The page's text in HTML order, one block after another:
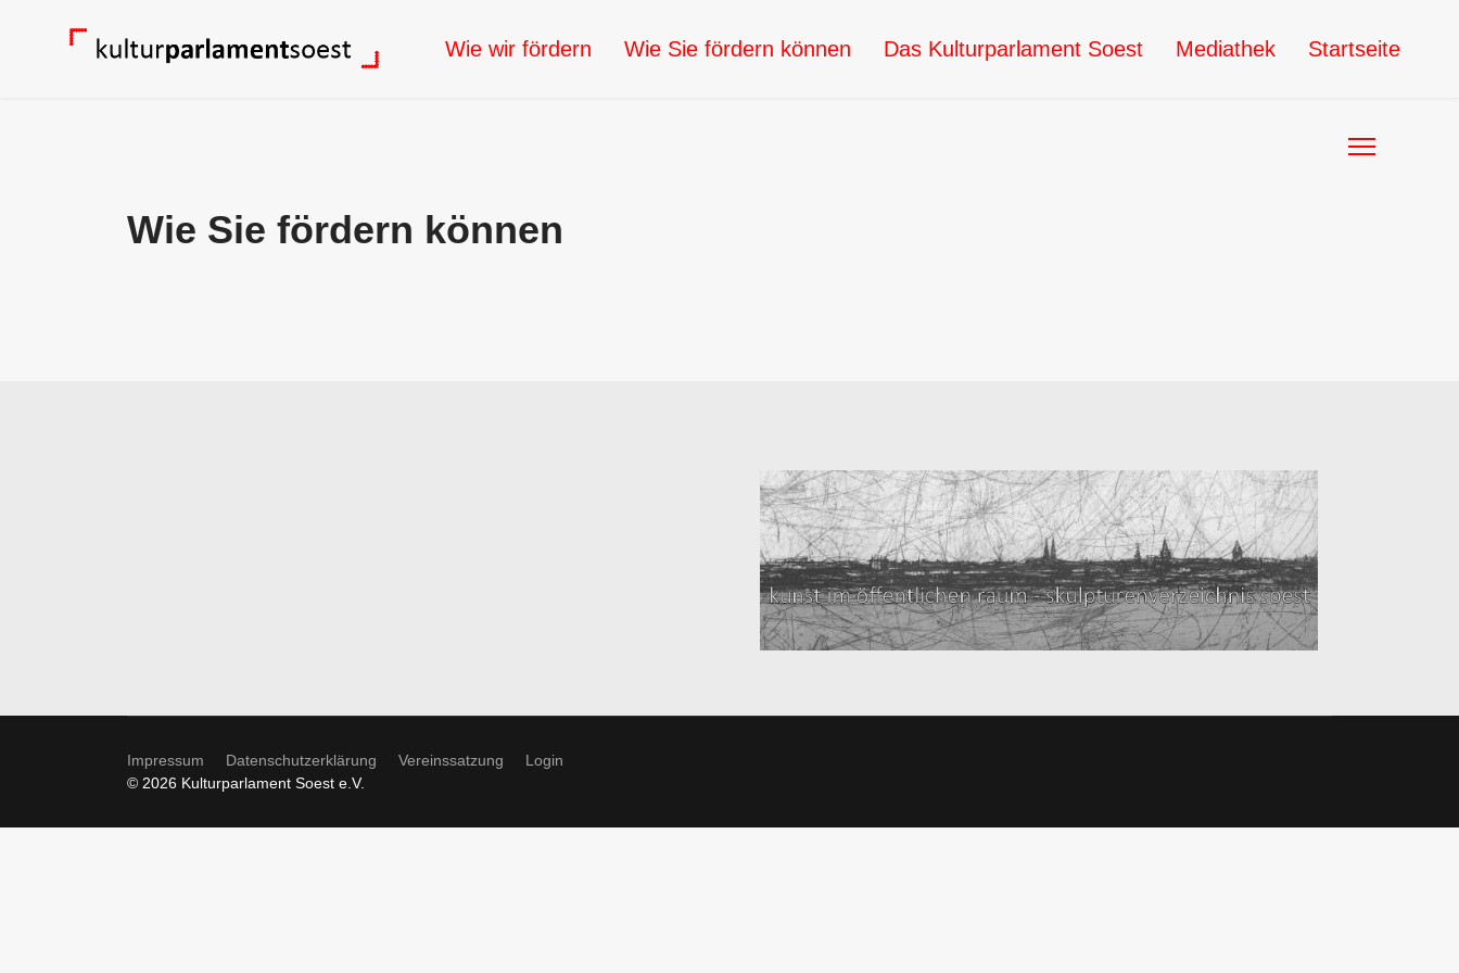
Wie wir fördern Wie Sie fördern können Das Kulturparlament Soest Mediathek Startseite
Wie Sie fördern können
Impressum Datenschutzerklärung Vereinssatzung
Login
© 2026 Kulturparlament Soest e.V.